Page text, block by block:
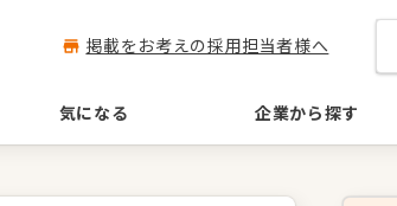
掲載をお考えの採用担当者様へ
気になる 企業から探す